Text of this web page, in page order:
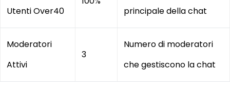
Utenti Over40
principale della chat
Moderatori
Attivi
3
Numero di moderatori
che gestiscono la chat